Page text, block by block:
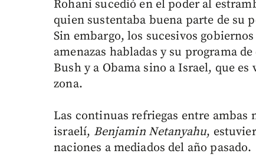
Rohani sucedió en el poder al
quien sustentaba buena parte de su
Sin embargo, los sucesivos
amenazas habladas y su programa
Bush y a Obama sino a Israel, que
zona.
Las continuas refriegas entre
israelí, Benjamin Netanyahu,
naciones a mediados del año pasado.